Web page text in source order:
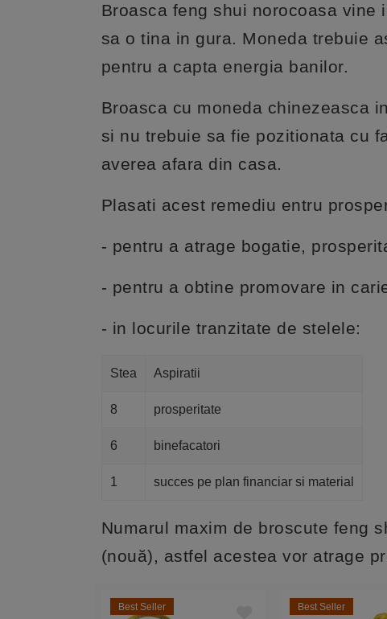
Broasca feng shui norocoasa vine
sa o tina in gura. Moneda trebuie
pentru a capta energia banilor.
Broasca cu moneda chinezeasca
si nu trebuie sa fie pozitionata cu
averea afara din casa.
Plasati acest remediu entru
- pentru a atrage bogatie,
- pentru a obtine promovare in
- in locurile tranzitate de stelele:
Stea Aspiratii
8 prosperitate
6 binefacatori
1 succes pe plan financiar si material
Numarul maxim de broscute feng
(nouă), astfel acestea vor atrage
Best Seller Best Seller